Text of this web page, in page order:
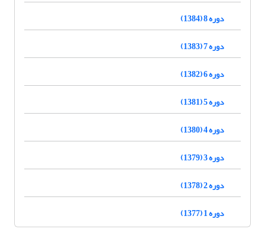
دوره 8 (1384)
دوره 7 (1383)
دوره 6 (1382)
دوره 5 (1381)
دوره 4 (1380)
دوره 3 (1379)
دوره 2 (1378)
دوره 1 (1377)